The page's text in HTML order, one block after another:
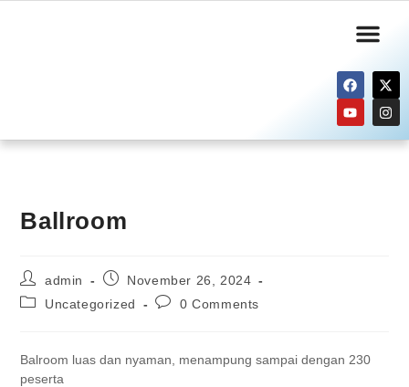
Ballroom
admin
November 26, 2024
Uncategorized
0 Comments
Balroom luas dan nyaman, menampung sampai dengan 230
peserta